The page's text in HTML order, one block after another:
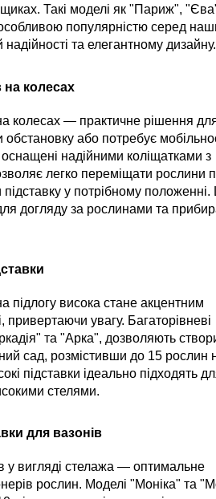
Такі моделі як "Париж",
популярністю серед
надійності та елегантному дизайну.
на колесах
колесах — практичне рішення
або потребує
оснащені надійними коліщатками з
легко переміщати рослини
підставку у потрібному
догляду за рослинами та
підлогу висока стане акцентним
привертаючи увагу. Багаторівневі
та "Арка", дозволяють
сад, розмістивши до 15 рослин
підставки ідеально підходять
стелями.
для вазонів
у вигляді стелажа — оптимальне
рослин. Моделі "Моніка" та